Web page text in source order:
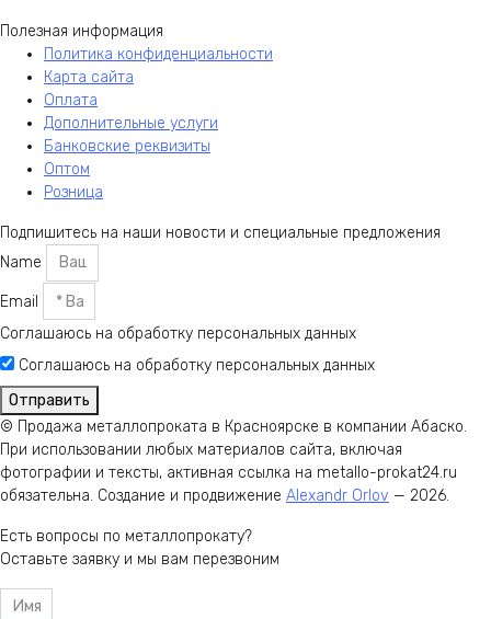
Полезная информация
Политика конфиденциальности
Карта сайта
Оплата
Дополнительные услуги
Банковские реквизиты
Оптом
Розница
Подпишитесь на наши новости и специальные предложения
Name
Email
Соглашаюсь на обработку персональных данных
Соглашаюсь на обработку персональных данных
Отправить
© Продажа металлопроката в Красноярске в компании Абаско.
При использовании любых материалов сайта, включая
фотографии и тексты, активная ссылка на metallo-prokat24.ru
обязательна. Создание и продвижение Alexandr Orlov — 2026.
Есть вопросы по металлопрокату?
Оставьте заявку и мы вам перезвоним